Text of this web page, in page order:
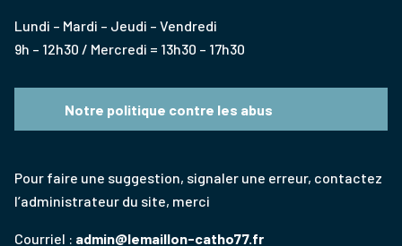
Lundi – Mardi – Jeudi – Vendredi
9h – 12h30 / Mercredi = 13h30 – 17h30
Notre politique contre les abus
Pour faire une suggestion, signaler une erreur, contactez
l’administrateur du site, merci
Courriel : admin@lemaillon-catho77.fr